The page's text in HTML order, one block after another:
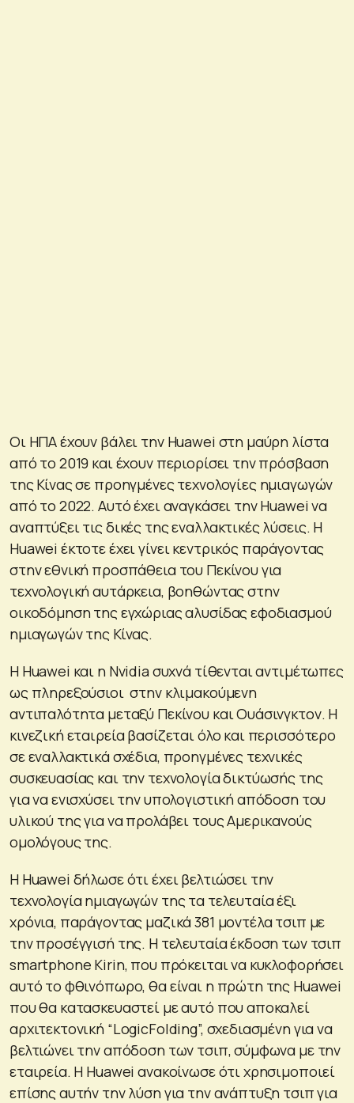
Οι ΗΠΑ έχουν βάλει την Huawei στη μαύρη λίστα
από το 2019 και έχουν περιορίσει την πρόσβαση
της Κίνας σε προηγμένες τεχνολογίες ημιαγωγών
από το 2022. Αυτό έχει αναγκάσει την Huawei να
αναπτύξει τις δικές της εναλλακτικές λύσεις. Η
Huawei έκτοτε έχει γίνει κεντρικός παράγοντας
στην εθνική προσπάθεια του Πεκίνου για
τεχνολογική αυτάρκεια, βοηθώντας στην
οικοδόμηση της εγχώριας αλυσίδας εφοδιασμού
ημιαγωγών της Κίνας.
Η Huawei και η Nvidia συχνά τίθενται αντιμέτωπες
ως πληρεξούσιοι στην κλιμακούμενη
αντιπαλότητα μεταξύ Πεκίνου και Ουάσινγκτον. Η
κινεζική εταιρεία βασίζεται όλο και περισσότερο
σε εναλλακτικά σχέδια, προηγμένες τεχνικές
συσκευασίας και την τεχνολογία δικτύωσής της
για να ενισχύσει την υπολογιστική απόδοση του
υλικού της για να προλάβει τους Αμερικανούς
ομολόγους της.
Η Huawei δήλωσε ότι έχει βελτιώσει την
τεχνολογία ημιαγωγών της τα τελευταία έξι
χρόνια, παράγοντας μαζικά 381 μοντέλα τσιπ με
την προσέγγισή της. Η τελευταία έκδοση των τσιπ
smartphone Kirin, που πρόκειται να κυκλοφορήσει
αυτό το φθινόπωρο, θα είναι η πρώτη της Huawei
που θα κατασκευαστεί με αυτό που αποκαλεί
αρχιτεκτονική “LogicFolding”, σχεδιασμένη για να
βελτιώνει την απόδοση των τσιπ, σύμφωνα με την
εταιρεία. Η Huawei ανακοίνωσε ότι χρησιμοποιεί
επίσης αυτήν την λύση για την ανάπτυξη τσιπ για